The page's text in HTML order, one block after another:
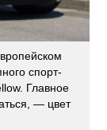
спорт-
Главное
— цвет